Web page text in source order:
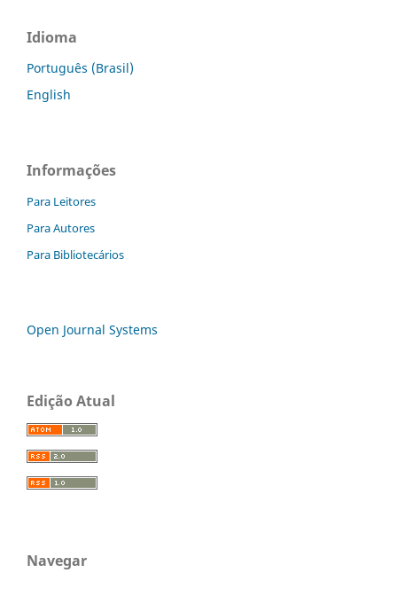
Idioma
Português (Brasil)
English
Informações
Para Leitores
Para Autores
Para Bibliotecários
Open Journal Systems
Edição Atual
Navegar